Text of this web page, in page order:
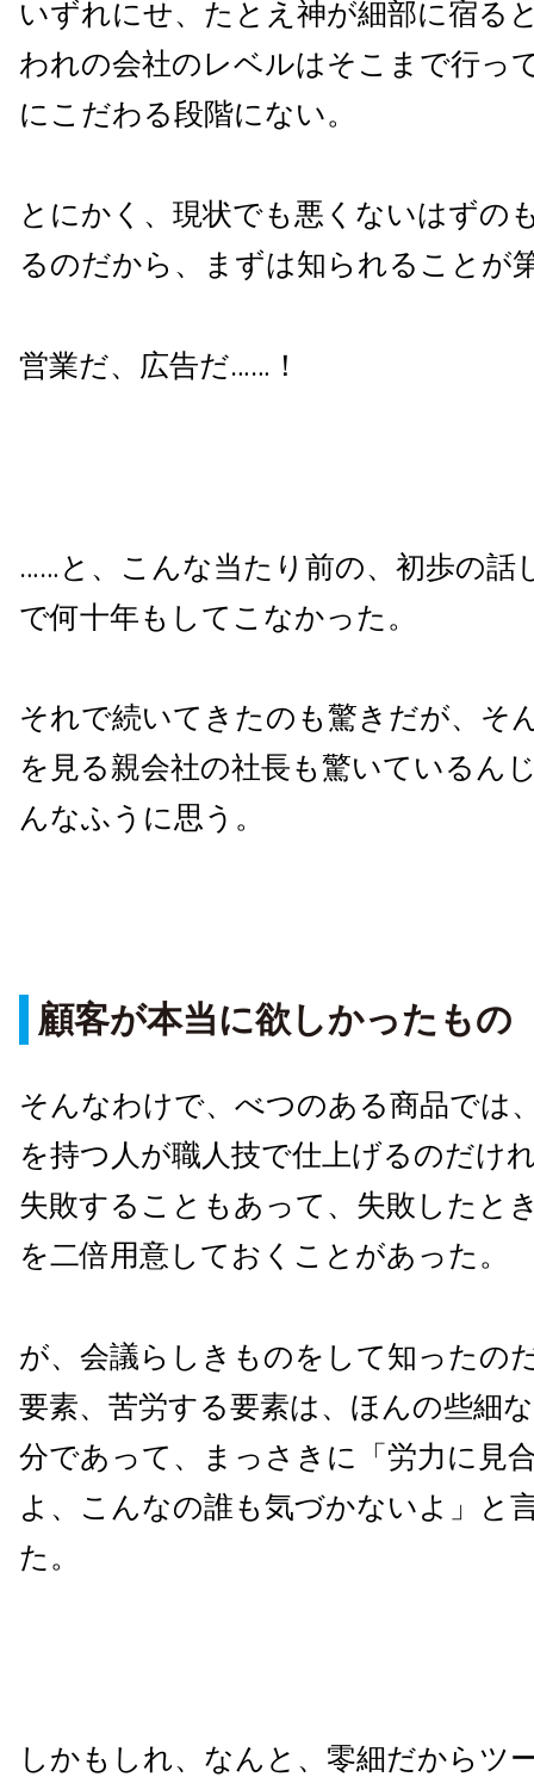
いずれにせ、たとえ神が細部に宿る
われの会社のレベルはそこまで行っ
にこだわる段階にない。
とにかく、現状でも悪くないはずの
るのだから、まずは知られることが
営業だ、広告だ……！
……と、こんな当たり前の、初歩の話
で何十年もしてこなかった。
それで続いてきたのも驚きだが、そ
を見る親会社の社長も驚いているん
んなふうに思う。
顧客が本当に欲しかったもの
そんなわけで、べつのある商品では
を持つ人が職人技で仕上げるのだけ
失敗することもあって、失敗したと
を二倍用意しておくことがあった。
が、会議らしきものをして知ったの
要素、苦労する要素は、ほんの些細
分であって、まっさきに「労力に見
よ、こんなの誰も気づかないよ」と
た。
しかもしれ、なんと、零細だからツ